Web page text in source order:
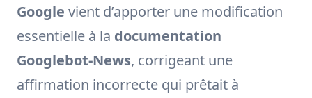
Google vient d’apporter une modification
essentielle à la documentation
Googlebot-News, corrigeant une
affirmation incorrecte qui prêtait à